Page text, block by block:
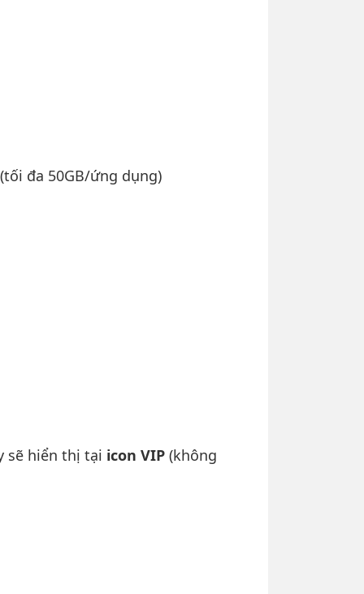
đa 50GB/ứng dụng)
sẽ hiển thị tại icon VIP (không